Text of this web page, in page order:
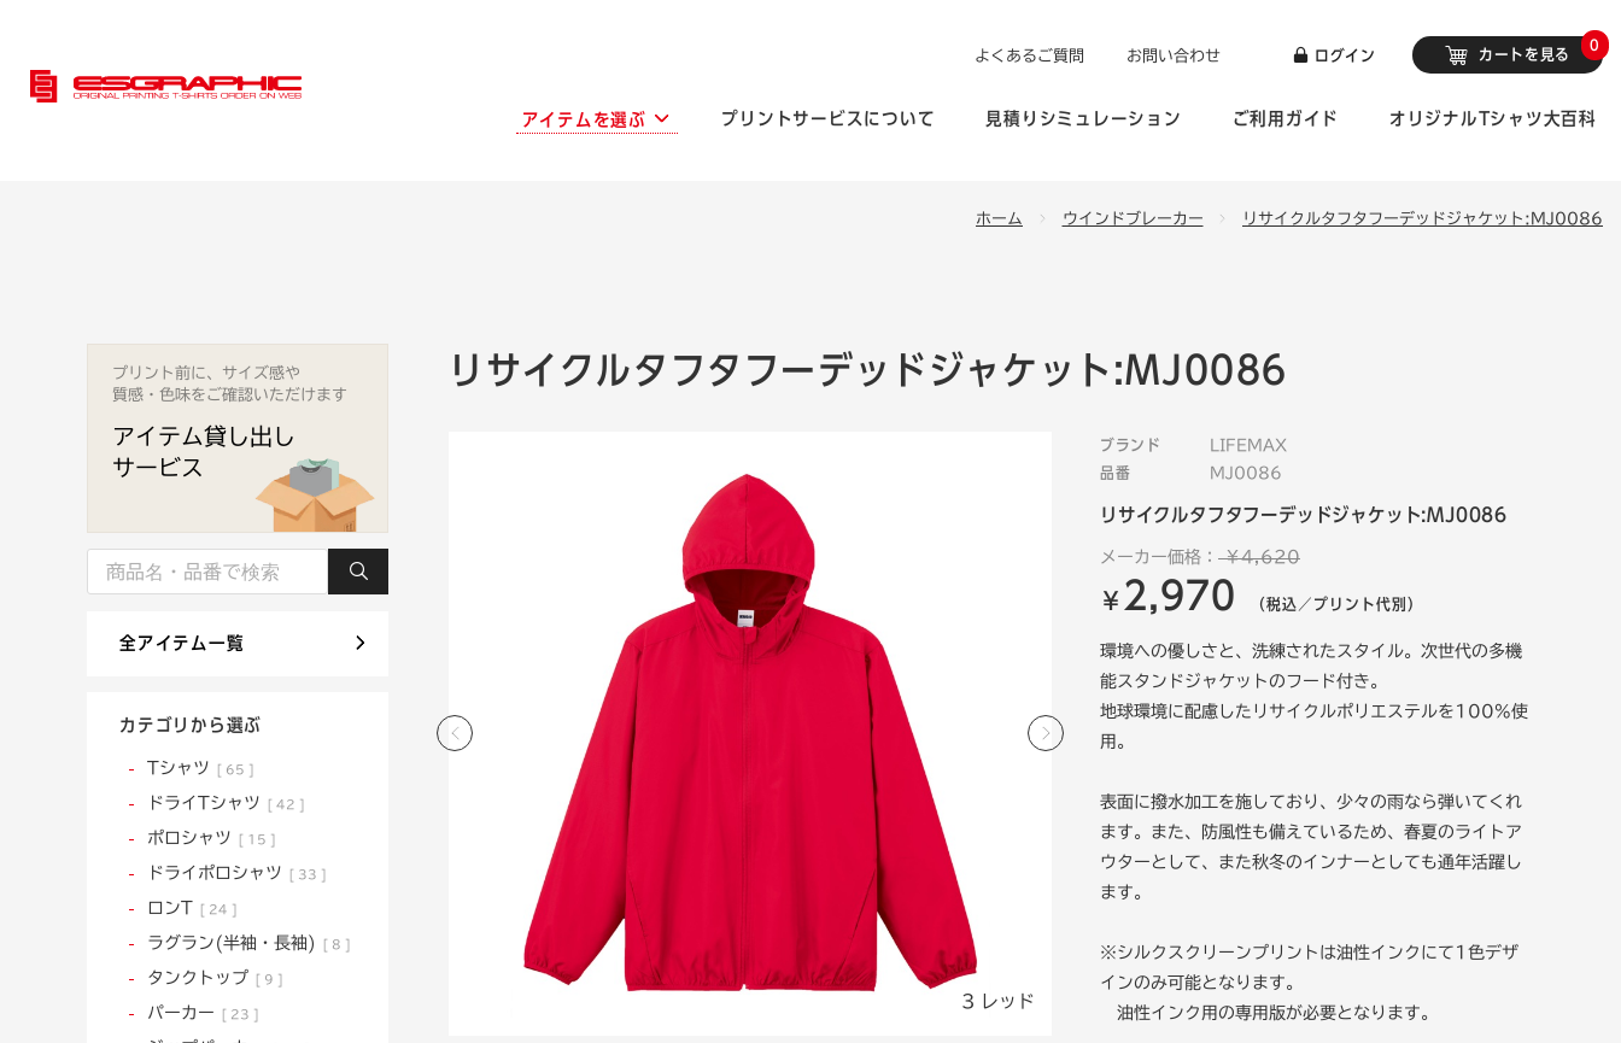
よくあるご質問 お問い合わせ ログイン カートを見る
0
アイテムを選ぶ プリントサービスについて 見積りシミュレーション ご利用ガイド オリジナルTシャツ大百科
ホーム ウインドブレーカー リサイクルタフタフーデッドジャケット:MJ0086
リサイクルタフタフーデッドジャケット:MJ0086
3 レッド
ブランド
LIFEMAX
品番
MJ0086
リサイクルタフタフーデッドジャケット:MJ0086
メーカー価格： ￥4,620
￥ 2,970 （税込／プリント代別）
環境への優しさと、洗練されたスタイル。次世代の多機
能スタンドジャケットのフード付き。
地球環境に配慮したリサイクルポリエステルを100%使
用。
表面に撥水加工を施しており、少々の雨なら弾いてくれ
ます。また、防風性も備えているため、春夏のライトア
ウターとして、また秋冬のインナーとしても通年活躍し
ます。
※シルクスクリーンプリントは油性インクにて1色デザ
インのみ可能となります。
油性インク用の専用版が必要となります。
プリント前に、サイズ感や
質感・色味をご確認いただけます
アイテム貸し出し
サービス
全アイテム一覧
カテゴリから選ぶ
Tシャツ 65
ドライTシャツ 42
ポロシャツ 15
ドライポロシャツ 33
ロンT 24
ラグラン(半袖・長袖) 8
タンクトップ 9
パーカー 23